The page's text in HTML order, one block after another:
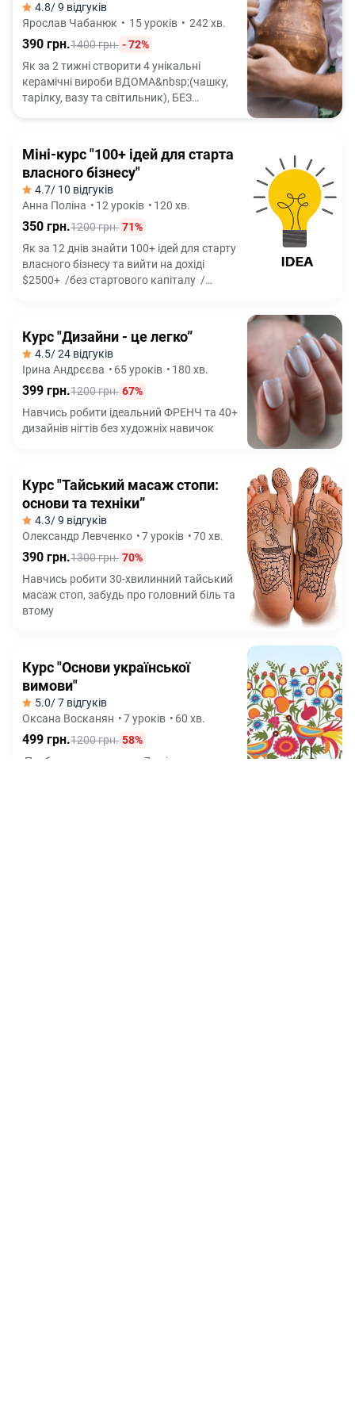
4.8/ 9 відгуків
Ярослав Чабанюк • 15 уроків • 242 хв.
390 грн.1400 грн. - 72%
Як за 2 тижні створити 4 унікальні
керамічні вироби ВДОМА&nbsp;(чашку,
тарілку, вазу та світильник), БЕЗ
Міні-курс "100+ ідей для старта
власного бізнесу"
4.7/ 10 відгуків
Анна Поліна • 12 уроків • 120 хв.
350 грн.1200 грн. 71%
Як за 12 днів знайти 100+ ідей для старту
власного бізнесу та вийти на дохіді
$2500+ /без стартового капіталу /
Курс "Дизайни - це легко”
4.5/ 24 відгуків
Ірина Андрєєва • 65 уроків • 180 хв.
399 грн.1200 грн. 67%
Навчись робити ідеальний ФРЕНЧ та 40+
дизайнів нігтів без художніх навичок
Курс "Тайський масаж стопи:
основи та техніки”
4.3/ 9 відгуків
Олександр Левченко •7 уроків •70 хв.
390 грн.1300 грн. 70%
Навчись робити 30-хвилинний тайський
масаж стоп, забудь про головний біль та
втому
Курс "Основи української
вимови"
5.0/ 7 відгуків
Оксана Восканян •7 уроків • 60 хв.
499 грн.1200 грн. 58%
Позбудься суржику за 7 днів та почни